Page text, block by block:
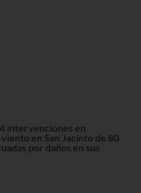
intervenciones en
en San Jacinto de 80
por daños en sus